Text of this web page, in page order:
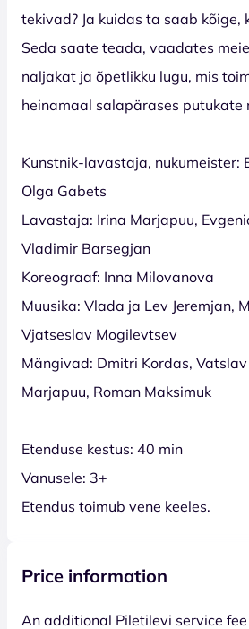
tekivad? Ja kuidas ta saab kõige,
Seda saate teada, vaadates
naljakat ja õpetlikku lugu, mis
heinamaal salapärases putukate
Kunstnik-lavastaja, nukumeister:
Olga Gabets
Lavastaja: Irina Marjapuu,
Vladimir Barsegjan
Koreograaf: Inna Milovanova
Muusika: Vlada ja Lev Jeremjan,
Vjatseslav Mogilevtsev
Mängivad: Dmitri Kordas,
Marjapuu, Roman Maksimuk
Etenduse kestus: 40 min
Vanusele: 3+
Etendus toimub vene keeles.
Price information
An additional Piletilevi service